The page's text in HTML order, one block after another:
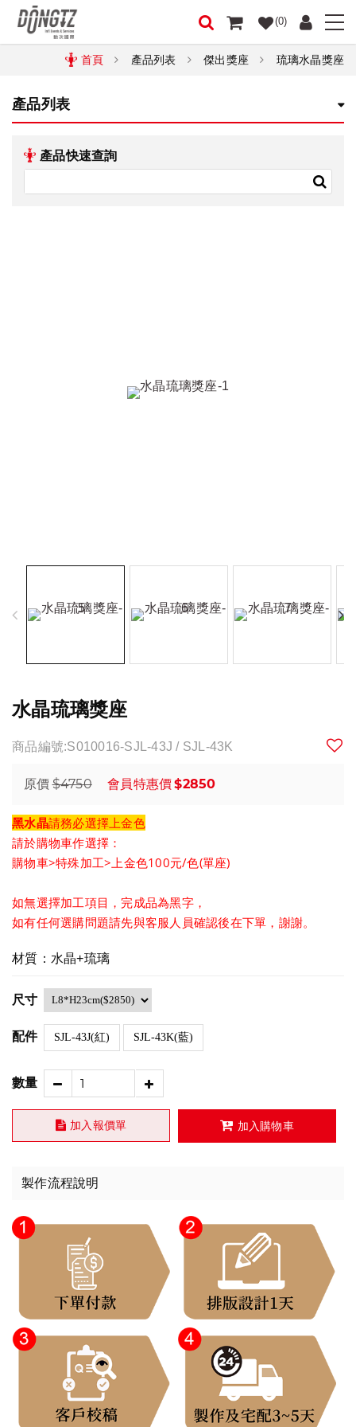
(0)
首頁 產品列表 傑出獎座 琉璃水晶獎座
產品列表
產品快速查詢
水晶琉璃獎座
商品編號:S010016-SJL-43J / SJL-43K
原價 $4750 會員特惠價$2850
黑水晶請務必選擇 上金色
請於購物車作選擇：
購物車>特殊加工>上金色100元/色(單座)
如無選擇加工項目，完成品為黑字，
如有任何選購問題請先與客服人員確認後在下單，謝謝。
材質：水晶+琉璃
尺寸
配件 SJL-43J(紅) SJL-43K(藍)
數量
加入報價單 加入購物車
製作流程說明